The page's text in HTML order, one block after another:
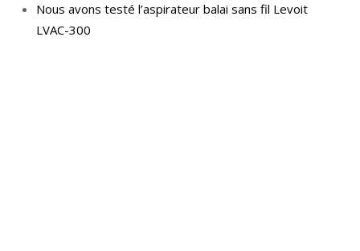
Nous avons testé l’aspirateur balai sans fil Levoit
LVAC-300